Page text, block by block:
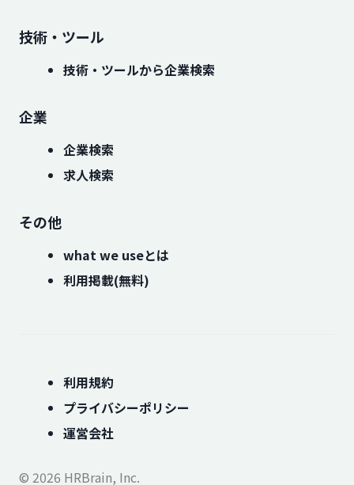
技術・ツール
技術・ツールから企業検索
企業
企業検索
求人検索
その他
what we useとは
利用掲載(無料)
利用規約
プライバシーポリシー
運営会社
© 2026 HRBrain, Inc.